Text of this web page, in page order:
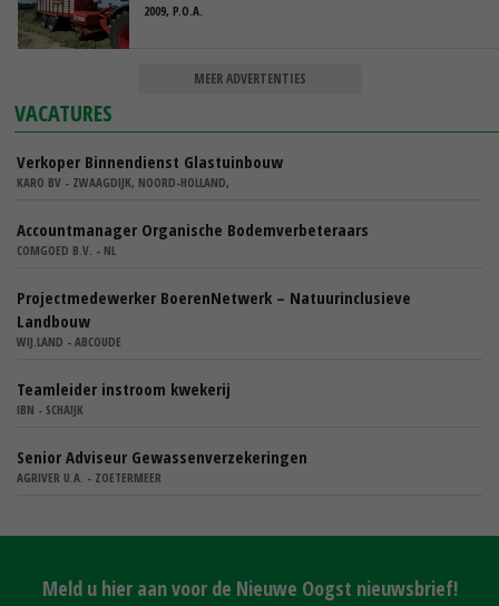
2009, P.O.A.
MEER ADVERTENTIES
VACATURES
Verkoper Binnendienst Glastuinbouw
KARO BV - ZWAAGDIJK, NOORD-HOLLAND,
Accountmanager Organische Bodemverbeteraars
COMGOED B.V. - NL
Projectmedewerker BoerenNetwerk – Natuurinclusieve
Landbouw
WIJ.LAND - ABCOUDE
Teamleider instroom kwekerij
IBN - SCHAIJK
Senior Adviseur Gewassenverzekeringen
AGRIVER U.A. - ZOETERMEER
Meld u hier aan voor de Nieuwe Oogst nieuwsbrief!